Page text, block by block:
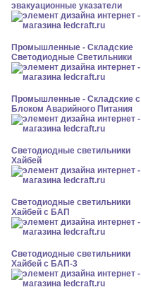
эвакуационные указатели
Промышленные - Складские
Светодиодные Светильники
Промышленные - Складские с
Блоком Аварийного Питания
Светодиодные светильники
Хайбей
Светодиодные светильники
Хайбей с БАП
Светодиодные светильники
Хайбей с БАП-3